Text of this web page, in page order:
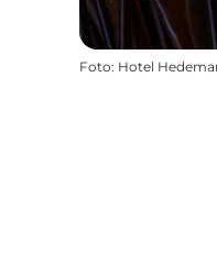
Foto: Hotel